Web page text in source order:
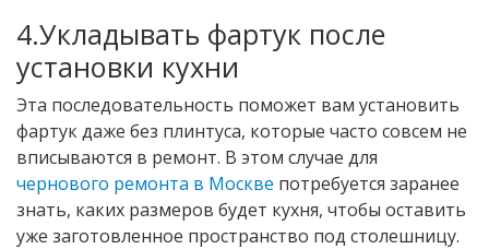
4.Укладывать фартук после
установки кухни
Эта последовательность поможет вам установить
фартук даже без плинтуса, которые часто совсем не
вписываются в ремонт. В этом случае для
чернового ремонта в Москве потребуется заранее
знать, каких размеров будет кухня, чтобы оставить
уже заготовленное пространство под столешницу.